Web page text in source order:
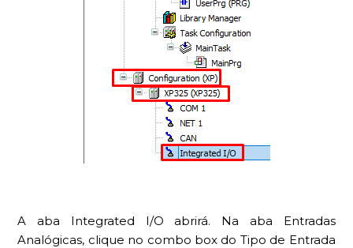
A aba Integrated I/O abrirá. Na aba Entradas
Analógicas, clique no combo box do Tipo de Entrada